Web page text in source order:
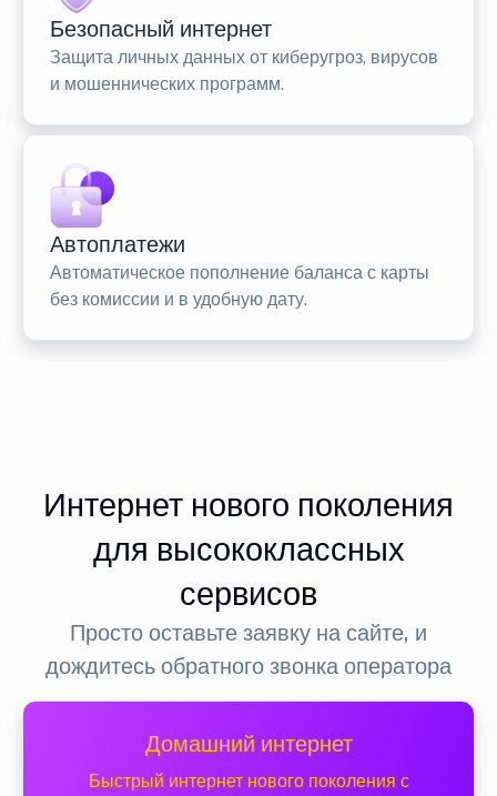
Безопасный интернет
Защита личных данных от киберугроз, вирусов
и мошеннических программ.
Автоплатежи
Автоматическое пополнение баланса с карты
без комиссии и в удобную дату.
Интернет нового поколения
для высококлассных
сервисов
Просто оставьте заявку на сайте, и
дождитесь обратного звонка оператора
Домашний интернет
Быстрый интернет нового поколения с